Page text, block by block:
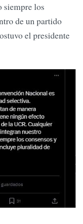
siempre los
de un partido
el presidente